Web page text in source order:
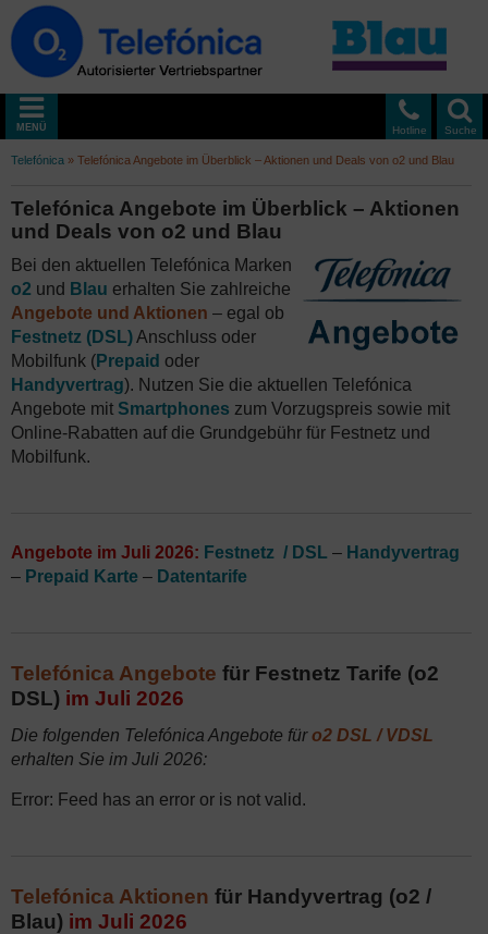
Suche
Hotline
MENÜ
Telefónica » Telefónica Angebote im Überblick – Aktionen und Deals von o2 und Blau
Telefónica Angebote im Überblick – Aktionen
und Deals von o2 und Blau
Bei den aktuellen Telefónica Marken
o2 und Blau erhalten Sie zahlreiche
Angebote und Aktionen – egal ob
Festnetz (DSL)Anschluss oder
Mobilfunk (Prepaid oder
Handyvertrag). Nutzen Sie die aktuellen Telefónica
Angebote mit Smartphones zum Vorzugspreis sowie mit
Online-Rabatten auf die Grundgebühr für Festnetz und
Mobilfunk.
Angebote im Juli 2026: Festnetz / DSL – Handyvertrag
– Prepaid Karte – Datentarife
Telefónica Angebote für Festnetz Tarife (o2
DSL) im Juli 2026
Die folgenden Telefónica Angebote füro2 DSL / VDSL
erhalten Sie im Juli 2026:
Error: Feed has an error or is not valid.
Telefónica Aktionen für Handyvertrag (o2 /
Blau) im Juli 2026